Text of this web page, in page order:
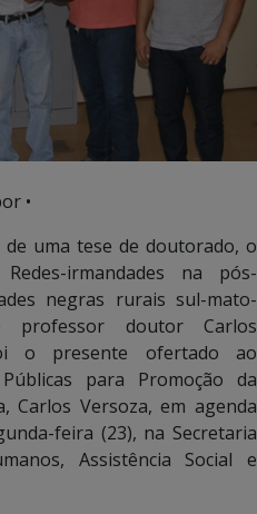
•
uma tese de doutorado, o
irmandades na pós-
negras rurais sul-mato-
professor doutor Carlos
o presente ofertado ao
para Promoção da
Carlos Versoza, em agenda
feira (23), na Secretaria
Assistência Social e